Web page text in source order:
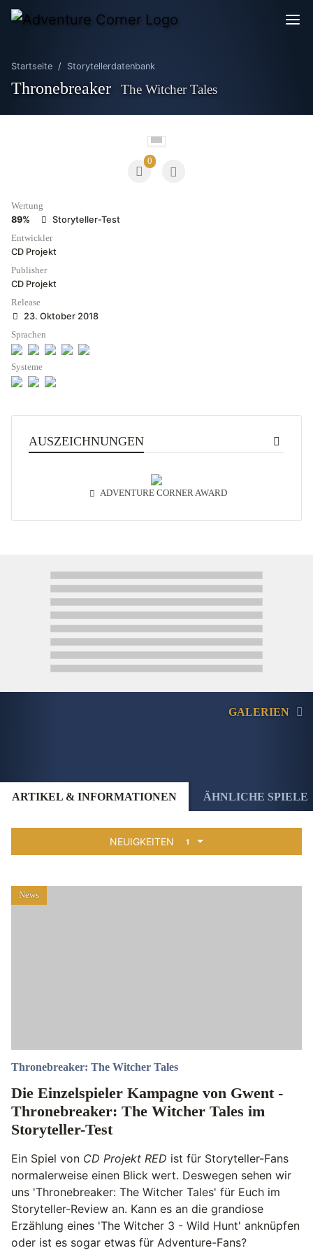
Startseite Storytellerdatenbank
Thronebreaker The Witcher Tales
0
Wertung
89% Storyteller-Test
Entwickler
CD Projekt
Publisher
CD Projekt
Release
23. Oktober 2018
Sprachen
Systeme
AUSZEICHNUNGEN
ADVENTURE CORNER AWARD
GALERIEN
ARTIKEL & INFORMATIONEN ÄHNLICHE SPIELE
News
Thronebreaker: The Witcher Tales
Die Einzelspieler Kampagne von Gwent -
Thronebreaker: The Witcher Tales im
Storyteller-Test
Ein Spiel von CD Projekt RED ist für Storyteller-Fans
normalerweise einen Blick wert. Deswegen sehen wir
uns 'Thronebreaker: The Witcher Tales' für Euch im
Storyteller-Review an. Kann es an die grandiose
Erzählung eines 'The Witcher 3 - Wild Hunt' anknüpfen
oder ist es sogar etwas für Adventure-Fans?
NEUIGKEITEN 1